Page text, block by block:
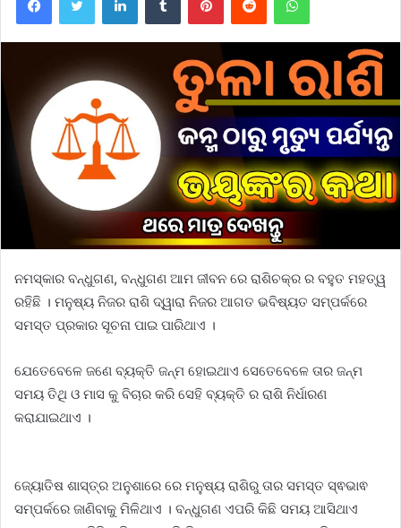
ନମସ୍କାର ବନ୍ଧୁଗଣ, ବନ୍ଧୁଗଣ ଆମ ଜୀବନ ରେ ରାଶିଚକ୍ର ର ବହୁତ ମହତ୍ୱ
ରହିଛି । ମନୁଷ୍ୟ ନିଜର ରାଶି ଦ୍ୱାରା ନିଜର ଆଗତ ଭବିଷ୍ୟତ ସମ୍ପର୍କରେ
ସମସ୍ତ ପ୍ରକାର ସୂଚନା ପାଇ ପାରିଥାଏ ।
ଯେତେବେଳେ ଜଣେ ବ୍ୟକ୍ତି ଜନ୍ମ ହୋଇଥାଏ ସେତେବେଳେ ତାର ଜନ୍ମ
ସମୟ ତିଥି ଓ ମାସ କୁ ବିଚାର କରି ସେହି ବ୍ୟକ୍ତି ର ରାଶି ନିର୍ଧାରଣ
କରାଯାଇଥାଏ ।
ଜ୍ୟୋତିଷ ଶାସ୍ତ୍ର ଅନୁଶାରେ ରେ ମନୁଷ୍ୟ ରାଶିରୁ ତାର ସମସ୍ତ ସ୍ଵଭାଵ
ସମ୍ପର୍କରେ ଜାଣିବାକୁ ମିଳିଥାଏ । ବନ୍ଧୁଗଣ ଏପରି କିଛି ସମୟ ଆସିଥାଏ